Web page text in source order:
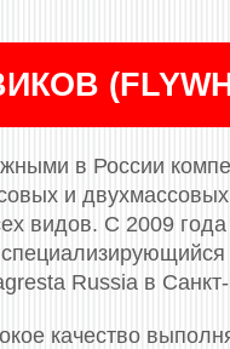
в России
и
видов. С 2009
Russia в
качество